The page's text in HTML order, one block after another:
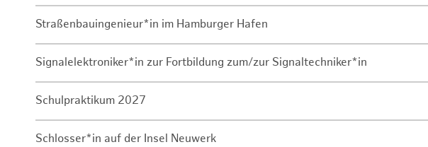
Straßenbauingenieur*in im Hamburger Hafen
Signalelektroniker*in zur Fortbildung zum/zur Signaltechniker*in
Schulpraktikum 2027
Schlosser*in auf der Insel Neuwerk